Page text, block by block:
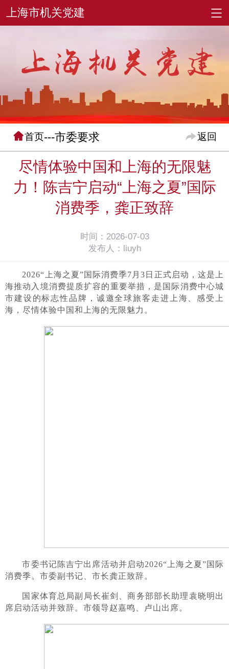
首页---市委要求 返回
尽情体验中国和上海的无限魅
力！陈吉宁启动“上海之夏”国际
消费季，龚正致辞
时间：2026-07-03
发布人：liuyh
2026“上海之夏”国际消费季7月3日正式启动，这是上
海推动入境消费提质扩容的重要举措，是国际消费中心城
市建设的标志性品牌，诚邀全球旅客走进上海、感受上
海，尽情体验中国和上海的无限魅力。
市委书记陈吉宁出席活动并启动2026“上海之夏”国际
消费季。市委副书记、市长龚正致辞。
国家体育总局副局长崔剑、商务部部长助理袁晓明出
席启动活动并致辞。市领导赵嘉鸣、卢山出席。